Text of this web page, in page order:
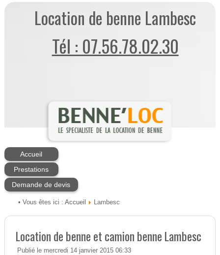
Location de benne Lambesc
Tél : 07.56.78.02.30
Accueil
Prestations
Demande de devis
• Vous êtes ici : Accueil Lambesc
Location de benne et camion benne Lambesc
Publié le mercredi 14 janvier 2015 06:33